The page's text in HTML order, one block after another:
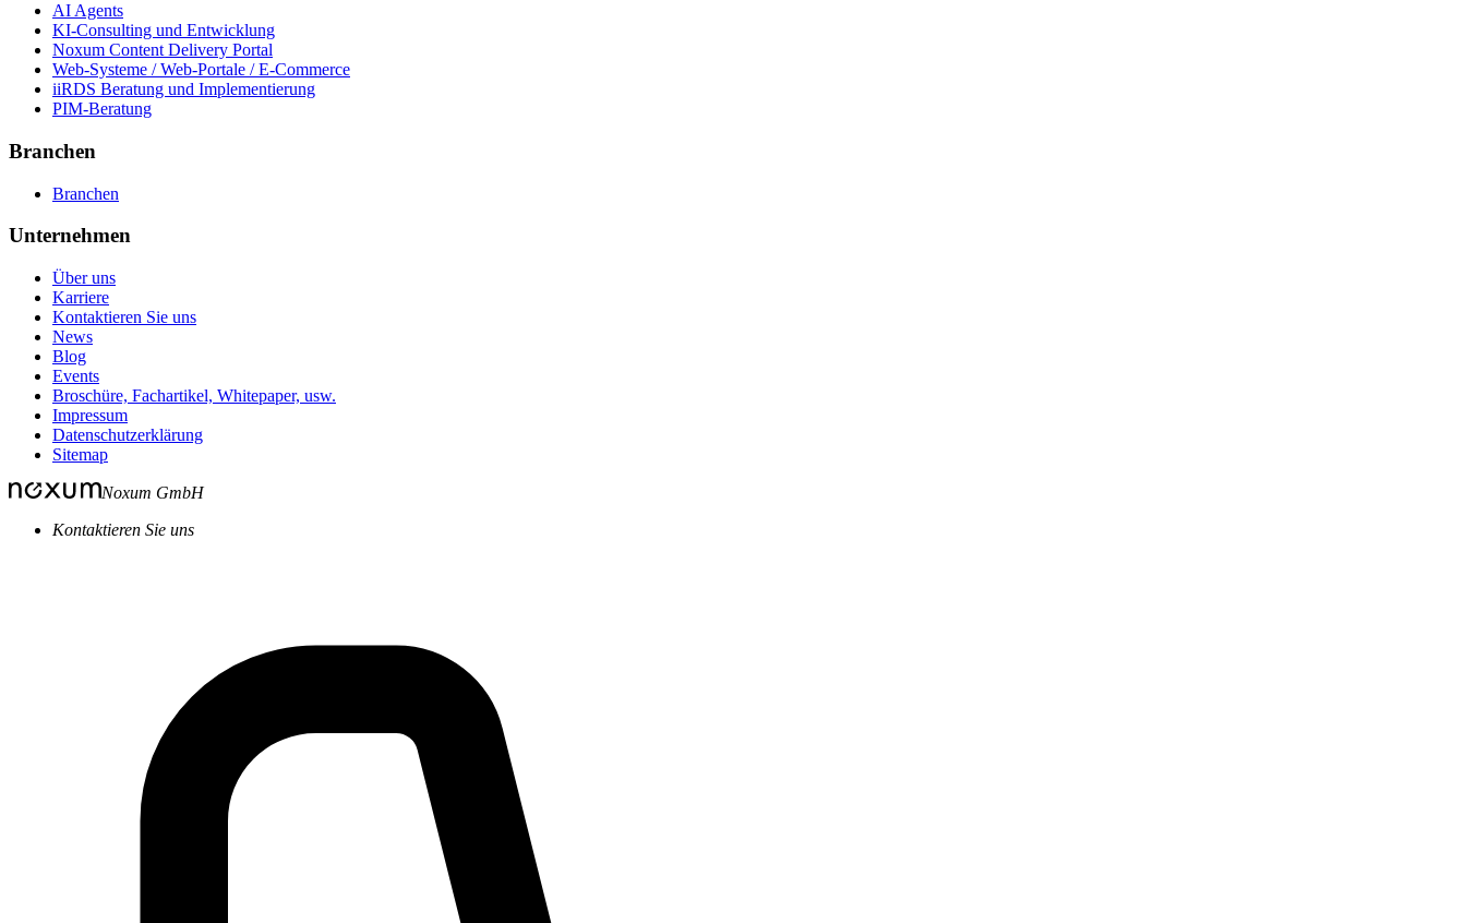
AI Agents
KI-Consulting und Entwicklung
Noxum Content Delivery Portal
Web-Systeme / Web-Portale / E-Commerce
iiRDS Beratung und Implementierung
PIM-Beratung
Branchen
Branchen
Unternehmen
Über uns
Karriere
Kontaktieren Sie uns
News
Blog
Events
Broschüre, Fachartikel, Whitepaper, usw.
Impressum
Datenschutzerklärung
Sitemap
Noxum GmbH
Kontaktieren Sie uns